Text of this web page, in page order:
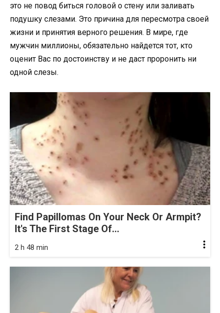
это не повод биться головой о стену или заливать
подушку слезами. Это причина для пересмотра своей
жизни и принятия верного решения. В мире, где
мужчин миллионы, обязательно найдется тот, кто
оценит Вас по достоинству и не даст проронить ни
одной слезы.
Find Papillomas On Your Neck Or Armpit?
It's The First Stage Of...
2 h 48 min